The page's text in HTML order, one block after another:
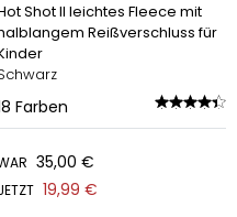
Shot II leichtes Fleece mit
Reißverschluss für
Farben
35,00 €
19,99 €